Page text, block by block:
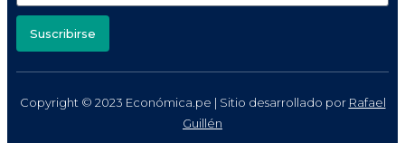
Suscribirse
Copyright © 2023 Económica.pe | Sitio desarrollado por Rafael
Guillén